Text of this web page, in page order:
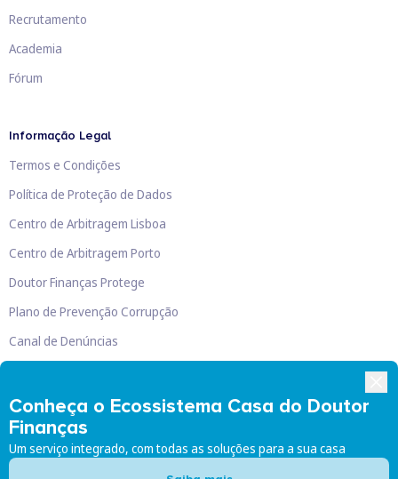
Conheça o Ecossistema Casa do Doutor
Finanças
Um serviço integrado, com todas as soluções para a sua casa
Recrutamento
Academia
Fórum
Informação Legal
Termos e Condições
Política de Proteção de Dados
Centro de Arbitragem Lisboa
Centro de Arbitragem Porto
Doutor Finanças Protege
Plano de Prevenção Corrupção
Canal de Denúncias
Doutor Finanças, Lda